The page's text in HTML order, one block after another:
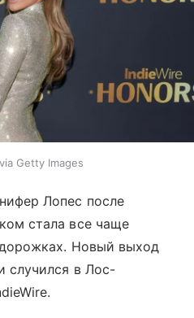
Getty Images
Лопес после
стала все чаще
Новый выход
случился в Лос-